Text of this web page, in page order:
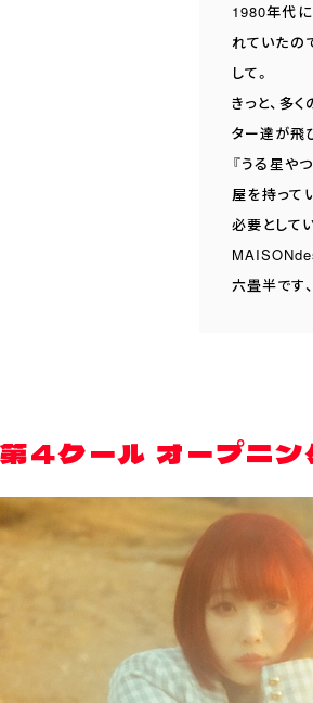
1980年代に
れていたの
して。
きっと、多
ター達が飛
『うる星や
屋を持って
必要として
六畳半です
第4クール オープニン